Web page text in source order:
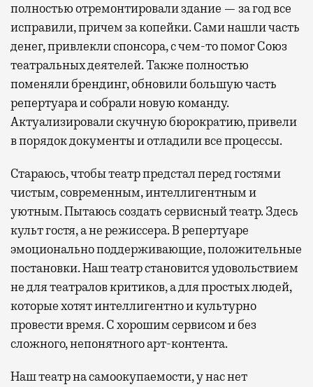
полностью отремонтировали здание — за год все
исправили, причем за копейки. Сами нашли часть
денег, привлекли спонсора, с чем-то помог Союз
театральных деятелей. Также полностью
поменяли брендинг, обновили большую часть
репертуара и собрали новую команду.
Актуализировали скучную бюрократию, привели
в порядок документы и отладили все процессы.
Стараюсь, чтобы театр предстал перед гостями
чистым, современным, интеллигентным и
уютным. Пытаюсь создать сервисный театр. Здесь
культ гостя, а не режиссера. В репертуаре
эмоционально поддерживающие, положительные
постановки. Наш театр становится удовольствием
не для театралов критиков, а для простых людей,
которые хотят интеллигентно и культурно
провести время. С хорошим сервисом и без
сложного, непонятного арт-контента.
Наш театр на самоокупаемости, у нас нет